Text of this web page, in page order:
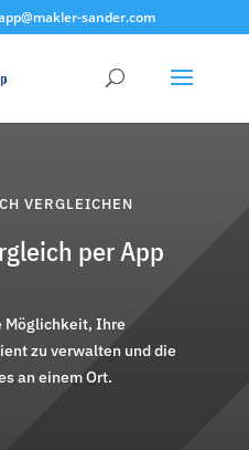
sander.com
VERGLEICHEN
per App
Möglichkeit, Ihre
zu verwalten und die
an einem Ort.